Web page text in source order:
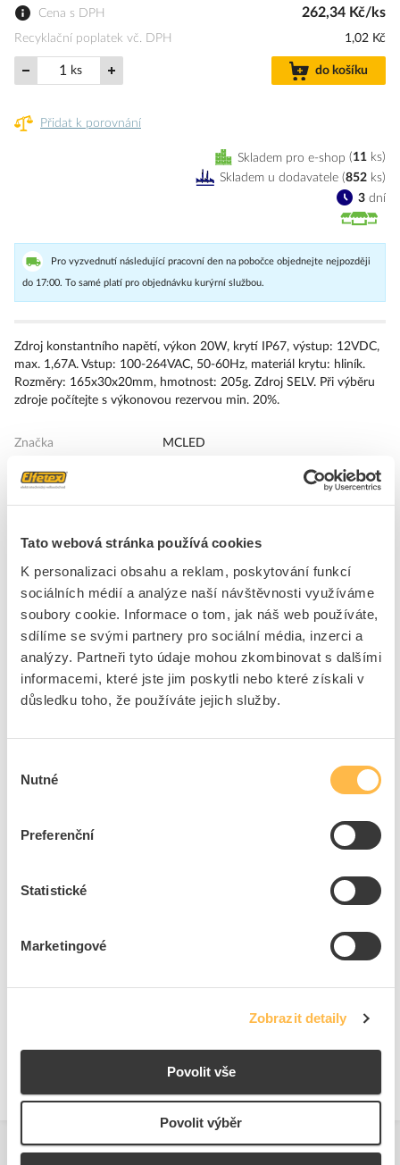
Tato webová stránka používá cookies
K personalizaci obsahu a reklam, poskytování funkcí
sociálních médií a analýze naší návštěvnosti využíváme
soubory cookie. Informace o tom, jak náš web používáte,
sdílíme se svými partnery pro sociální média, inzerci a
analýzy. Partneři tyto údaje mohou zkombinovat s dalšími
informacemi, které jste jim poskytli nebo které získali v
důsledku toho, že používáte jejich služby.
souhlasu
Nutné
Preferenční
Statistické
Marketingové
Zobrazit detaily
Povolit vše
Povolit výběr
Cena s DPH 262,34 Kč/ks
Recyklační poplatek vč. DPH 1,02 Kč
ks do košíku
Přidat k porovnání
Skladem pro e-shop 11 ks
3 dní
Skladem u dodavatele (852 ks)
Pro vyzvednutí následující pracovní den na pobočce objednejte nejpozději
do 17:00. To samé platí pro objednávku kurýrní službou.
Zdroj konstantního napětí, výkon 20W, krytí IP67, výstup: 12VDC,
max. 1,67A. Vstup: 100-264VAC, 50-60Hz, materiál krytu: hliník.
Rozměry: 165x30x20mm, hmotnost: 205g. Zdroj SELV. Při výběru
zdroje počítejte s výkonovou rezervou min. 20%.
Značka MCLED
Šířka
30 mm
Provedení
Statický
Výška
20 mm
Délka
165 mm
použití
Výstupní napětí
Stupeň krytí (IP)
IP67
napětí
Ke stažení